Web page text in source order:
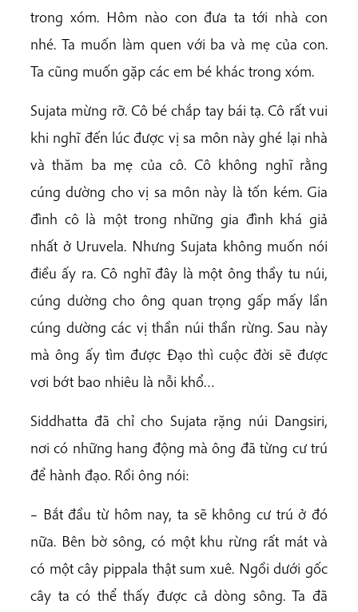
trong xóm. Hôm nào con đưa ta tới nhà con
nhé. Ta muốn làm quen với ba và mẹ của con.
Ta cũng muốn gặp các em bé khác trong xóm.
Sujata mừng rỡ. Cô bé chắp tay bái tạ. Cô rất vui
khi nghĩ đến lúc được vị sa môn này ghé lại nhà
và thăm ba mẹ của cô. Cô không nghĩ rằng
cúng dường cho vị sa môn này là tốn kém. Gia
đình cô là một trong những gia đình khá giả
nhất ở Uruvela. Nhưng Sujata không muốn nói
điều ấy ra. Cô nghĩ đây là một ông thầy tu núi,
cúng dường cho ông quan trọng gấp mấy lần
cúng dường các vị thần núi thần rừng. Sau này
mà ông ấy tìm được Đạo thì cuộc đời sẽ được
vơi bớt bao nhiêu là nỗi khổ…
Siddhatta đã chỉ cho Sujata rặng núi Dangsiri,
nơi có những hang động mà ông đã từng cư trú
để hành đạo. Rồi ông nói:
– Bắt đầu từ hôm nay, ta sẽ không cư trú ở đó
nữa. Bên bờ sông, có một khu rừng rất mát và
có một cây pippala thật sum xuê. Ngồi dưới gốc
cây ta có thể thấy được cả dòng sông. Ta đã